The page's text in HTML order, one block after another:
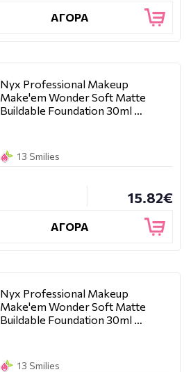
ΑΓΟΡΑ
Nyx Professional Makeup
Make'em Wonder Soft Matte
Buildable Foundation 30ml …
13 Smilies
15.82€
ΑΓΟΡΑ
Nyx Professional Makeup
Make'em Wonder Soft Matte
Buildable Foundation 30ml …
13 Smilies